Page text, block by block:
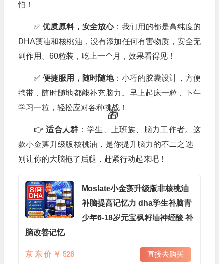
怕！
✅优质原料，安全放心：我们用的都是高纯度的
DHA藻油和核桃油，没有添加任何有害物质，安全无
副作用。60粒装，吃上一个月，效果看得见！
✅便捷服用，随时随地：小巧的胶囊设计，方便
携带，随时随地都能补充脑力。早上起床一粒，下午
学习一粒，轻松应对各种挑战！
👉适合人群 ：学生、上班族、脑力工作者。这
款小金藻升级版核桃油，是你提升脑力的不二之选！
别让你的大脑拖了后腿，赶紧行动起来吧！
Moslate小金藻升级版非核桃油
补脑提高记忆力 dha学生补脑青
少年6-18岁元宝枫籽油神经酸 补
脑改善记忆
京 东 价 ￥ 528 直接去购买